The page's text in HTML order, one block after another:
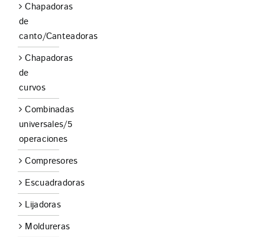
Chapadoras
de
canto/Canteadoras
Chapadoras
de
curvos
Combinadas
universales/5
operaciones
Compresores
Escuadradoras
Lijadoras
Moldureras